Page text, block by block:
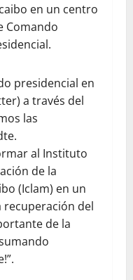
en un centro
Comando
presidencial en
a través del
las
al Instituto
de la
(Iclam) en un
recuperación del
de la